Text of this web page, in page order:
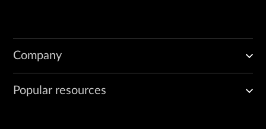
Company
Popular resources